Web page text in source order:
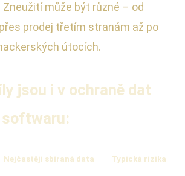
může být různé – od
prodej třetím stranám až po
útocích.
jsou i v ochraně dat
Nejčastěji sbíraná data Typická rizika